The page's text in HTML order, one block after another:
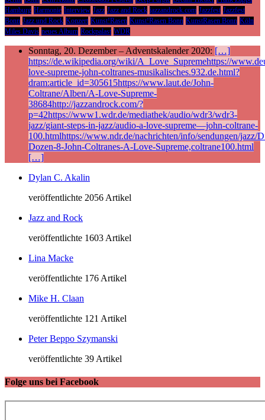
Hamburg Harmonie Interview Jazz Jazz and Rock jazzandrock.com Jazzfest Jazzfest
Bonn Jazz und Rock Konzert Kunst!Rasen Kunst!Rasen Bonn KunstRasen Bonn Köln
Miles Davis neues Album Rockpalast WDR
Sonntag, 20. Dezember – Adventskalender 2020: […]
https://de.wikipedia.org/wiki/A_Love_Supremehttps://
love-supreme-john-coltranes-musikalisches.932.de.html?
dram:article_id=305615https://www.laut.de/John-
Coltrane/Alben/A-Love-Supreme-
38684http://jazzandrock.com/?
p=42https://www1.wdr.de/mediathek/audio/wdr3/wdr3-
jazz/giant-steps-in-jazz/audio-a-love-supreme—john-coltrane-
100.htmlhttps://www.ndr.de/nachrichten/info/sendungen/jazz/
Dozen-8-John-Coltranes-A-Love-Supreme,coltrane100.html
[…]
Dylan C. Akalin
veröffentlichte 2056 Artikel
Jazz and Rock
veröffentlichte 1603 Artikel
Lina Macke
veröffentlichte 176 Artikel
Mike H. Claan
veröffentlichte 121 Artikel
Peter Beppo Szymanski
veröffentlichte 39 Artikel
Folge uns bei Facebook